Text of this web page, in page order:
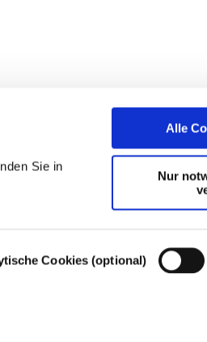
Sie in
Cookies (optional)
Alle
Nur
Einstellungen – Cookie-